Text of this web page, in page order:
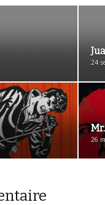
24
26